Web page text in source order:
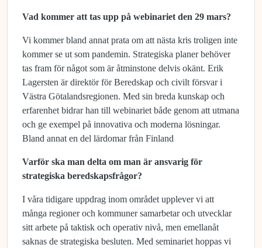
Vad kommer att tas upp på webinariet den 29 mars?
Vi kommer bland annat prata om att nästa kris troligen inte
kommer se ut som pandemin. Strategiska planer behöver
tas fram för något som är åtminstone delvis okänt. Erik
Lagersten är direktör för Beredskap och civilt försvar i
Västra Götalandsregionen. Med sin breda kunskap och
erfarenhet bidrar han till webinariet både genom att utmana
och ge exempel på innovativa och moderna lösningar.
Bland annat en del lärdomar från Finland
Varför ska man delta om man är ansvarig för
strategiska beredskapsfrågor?
I våra tidigare uppdrag inom området upplever vi att
många regioner och kommuner samarbetar och utvecklar
sitt arbete på taktisk och operativ nivå, men emellanåt
saknas de strategiska besluten. Med seminariet hoppas vi